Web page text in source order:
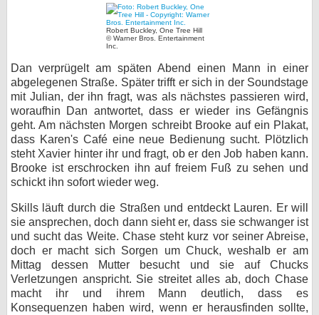
Robert Buckley, One Tree Hill
© Warner Bros. Entertainment
Inc.
Dan verprügelt am späten Abend einen Mann in einer
abgelegenen Straße. Später trifft er sich in der Soundstage
mit Julian, der ihn fragt, was als nächstes passieren wird,
woraufhin Dan antwortet, dass er wieder ins Gefängnis
geht. Am nächsten Morgen schreibt Brooke auf ein Plakat,
dass Karen's Café eine neue Bedienung sucht. Plötzlich
steht Xavier hinter ihr und fragt, ob er den Job haben kann.
Brooke ist erschrocken ihn auf freiem Fuß zu sehen und
schickt ihn sofort wieder weg.
Skills läuft durch die Straßen und entdeckt Lauren. Er will
sie ansprechen, doch dann sieht er, dass sie schwanger ist
und sucht das Weite. Chase steht kurz vor seiner Abreise,
doch er macht sich Sorgen um Chuck, weshalb er am
Mittag dessen Mutter besucht und sie auf Chucks
Verletzungen anspricht. Sie streitet alles ab, doch Chase
macht ihr und ihrem Mann deutlich, dass es
Konsequenzen haben wird, wenn er herausfinden sollte,
Nutzungsbedingungen
Cookie-Einstellungen
Impressum
Desktop-Ansicht
myFanbase